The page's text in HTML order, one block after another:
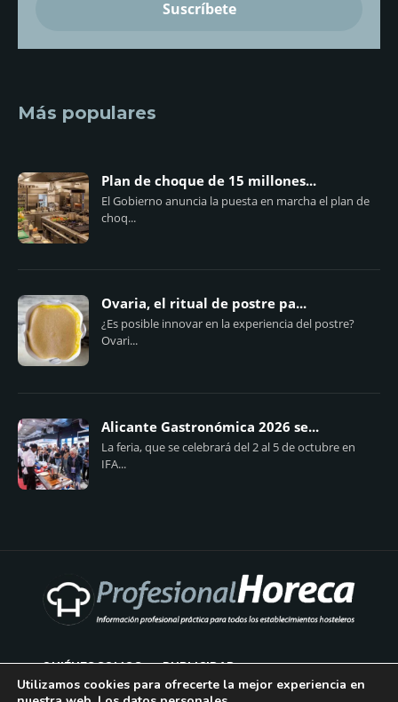
Más populares
Plan de choque de 15 millones...
El Gobierno anuncia la puesta en marcha el plan de
choq...
Ovaria, el ritual de postre pa...
¿Es posible innovar en la experiencia del postre?
Ovari...
Alicante Gastronómica 2026 se...
La feria, que se celebrará del 2 al 5 de octubre en
IFA...
QUIÉNES SOMOS PUBLICIDAD
Utilizamos cookies para ofrecerte la mejor experiencia en